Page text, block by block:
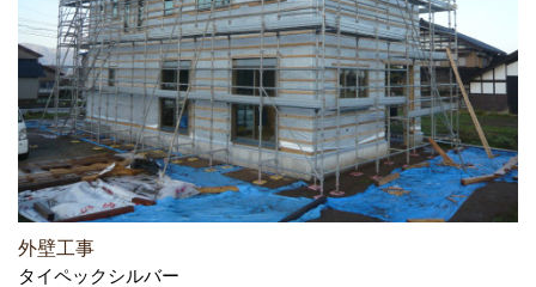
外壁工事
タイペックシルバー